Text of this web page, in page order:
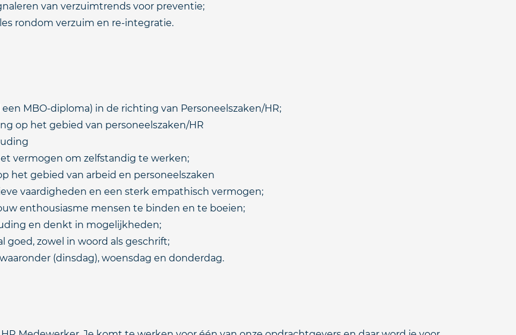
van verzuimtrends voor preventie;
rondom verzuim en re-integratie.
MBO-diploma) in de richting van Personeelszaken/HR;
op het gebied van personeelszaken/HR
vermogen om zelfstandig te werken;
het gebied van arbeid en personeelszaken
vaardigheden en een sterk empathisch vermogen;
enthousiasme mensen te binden en te boeien;
en denkt in mogelijkheden;
goed, zowel in woord als geschrift;
(dinsdag), woensdag en donderdag.